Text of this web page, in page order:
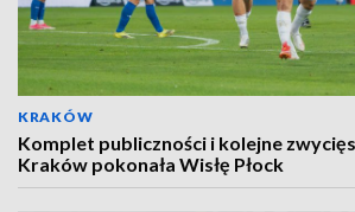
KRAKÓW
Komplet publiczności i kolejne
Kraków pokonała Wisłę Płock